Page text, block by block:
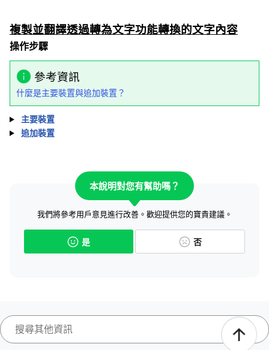
複製並翻譯透過轉為文字功能轉換的文字內容
操作步驟
參考資訊
什麼是主要裝置與追加裝置？
主要裝置
追加裝置
本說明對您有幫助嗎？
我們將參考用戶意見進行改善。歡迎提供您的寶貴建議。
是 否